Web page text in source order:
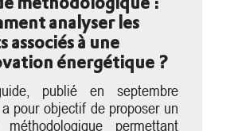
analyser les
associés à une
énergétique ?
publié en septembre
pour objectif de proposer un
méthodologique permettant